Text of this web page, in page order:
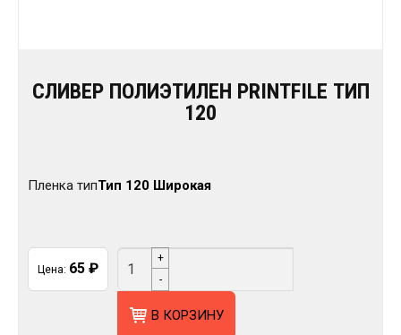
СЛИВЕР ПОЛИЭТИЛЕН PRINTFILE ТИП
120
Пленка типТип 120 Широкая
Цена: 65 ₽
Количество товара Сливер полиэтилен
+
-
В КОРЗИНУ